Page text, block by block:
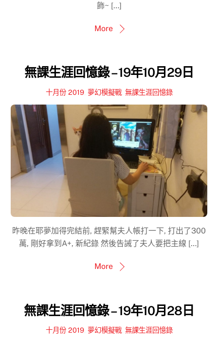
飾~ […]
More
無課生涯回憶錄 – 19年10月29日
十月份 2019, 夢幻模擬戰, 無課生涯回憶錄
昨晚在耶夢加得完結前, 趕緊幫夫人帳打一下, 打出了300
萬, 剛好拿到A+, 新紀錄 然後告誡了夫人要把主線 […]
More
無課生涯回憶錄 – 19年10月28日
十月份 2019, 夢幻模擬戰, 無課生涯回憶錄